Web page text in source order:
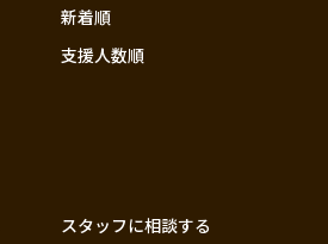
中国
新着順
支援人数順
スタッフに相談する